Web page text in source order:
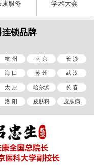
康服务 学术大会
锁品牌
杭 州 南 京 长 沙
海 口 苏 州 武 汉
太 原 哈尔滨 长 春
洛 阳 皮肤科 皮肤病